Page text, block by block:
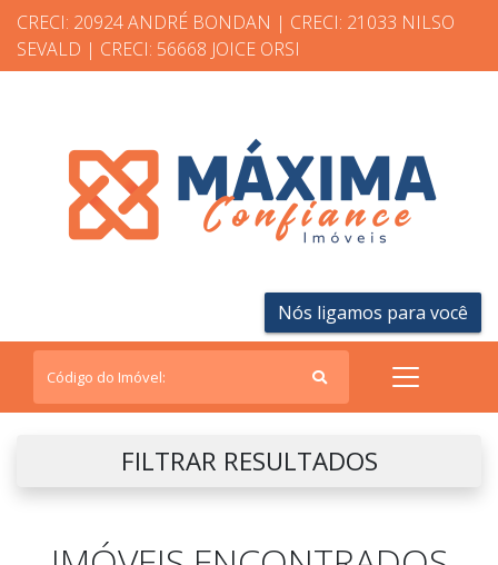
CRECI: 20924 ANDRÉ BONDAN | CRECI: 21033 NILSO
SEVALD | CRECI: 56668 JOICE ORSI
Nós ligamos para você
FILTRAR RESULTADOS